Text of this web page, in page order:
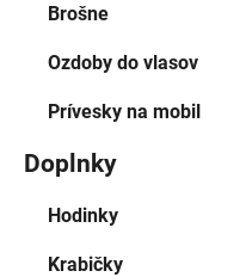
Brošne
Ozdoby do vlasov
Prívesky na mobil
Doplnky
Hodinky
Krabičky